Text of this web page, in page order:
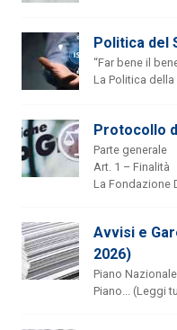
Politica del
“Far bene il
La Politica
Protocollo
Parte generale
Art. 1 – Finalità
La Fondazione
Avvisi e
2026)
Piano
Piano... (Leggi